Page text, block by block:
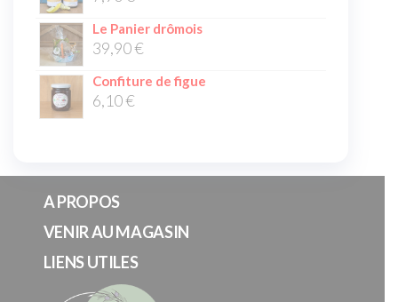
Le Panier drômois
39,90€
Confiture de figue
6,10€
A PROPOS
VENIR AU MAGASIN
LIENS UTILES